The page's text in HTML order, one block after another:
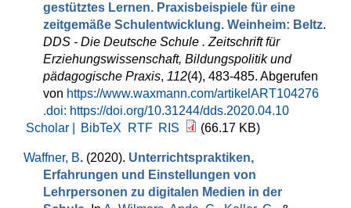
gestütztes Lernen. Praxisbeispiele für eine
zeitgemäße Schulentwicklung. Weinheim: Beltz.
DDS - Die Deutsche Schule . Zeitschrift für
Erziehungswissenschaft, Bildungspolitik und
pädagogische Praxis, 112(4), 483-485. Abgerufen
von https://www.waxmann.com/artikelART104276
.doi: https://doi.org/10.31244/dds.2020.04.10
Scholar |
BibTeX RTF RIS (66.17 KB)
Waffner, B. (2020). Unterrichtspraktiken,
Erfahrungen und Einstellungen von
Lehrpersonen zu digitalen Medien in der